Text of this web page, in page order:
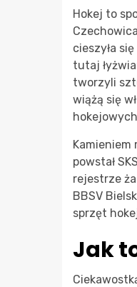
Hokej to
cieszyła
tutaj
tworzyli
wiążą się
Kamieniem
powstał
rejestrze
BBSV
sprzęt
Jak